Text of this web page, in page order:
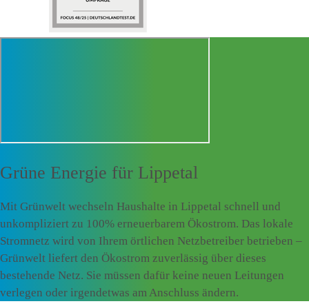
Grüne Energie für Lippetal
Mit Grünwelt wechseln Haushalte in Lippetal schnell und
unkompliziert zu 100% erneuerbarem Ökostrom. Das lokale
Stromnetz wird von Ihrem örtlichen Netzbetreiber betrieben –
Grünwelt liefert den Ökostrom zuverlässig über dieses
bestehende Netz. Sie müssen dafür keine neuen Leitungen
verlegen oder irgendetwas am Anschluss ändern.